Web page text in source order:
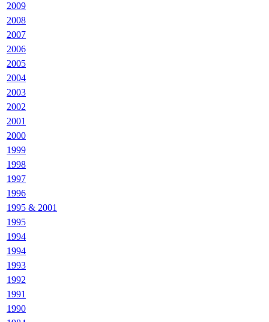
2009
2008
2007
2006
2005
2004
2003
2002
2001
2000
1999
1998
1997
1996
1995 & 2001
1995
1994
1994
1993
1992
1991
1990